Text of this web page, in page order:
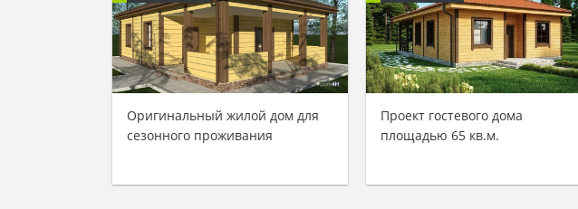
Оригинальный жилой дом для
сезонного проживания
Проект гостевого дома
площадью 65 кв.м.